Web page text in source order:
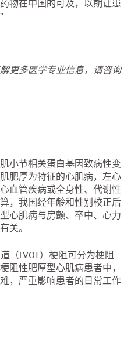
物在中国的可及，以期让患
更多医学专业信息，请咨询
小节相关蛋白基因致病性变
肥厚为特征的心肌病，左心
血管疾病或全身性、代谢性
，我国经年龄和性别校正后
心肌病与房颤、卒中、心力
关。
（LVOT）梗阻可分为梗阻
阻性肥厚型心肌病患者中，
，严重影响患者的日常工作